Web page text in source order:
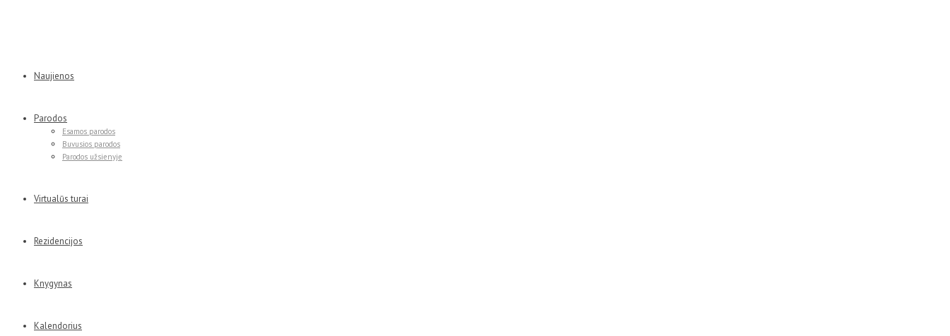
Naujienos
Parodos
Esamos parodos
Buvusios parodos
Parodos užsienyje
Virtualūs turai
Rezidencijos
Knygynas
Kalendorius